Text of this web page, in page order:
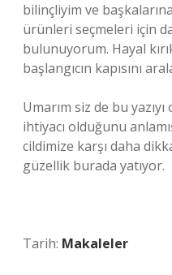
bilinçliyim ve
ürünleri seçmeleri için
bulunuyorum. Hayal
başlangıcın kapısını
Umarım siz de bu
ihtiyacı olduğunu
cildimize karşı daha
güzellik burada yatıyor.
Tarih: Makaleler